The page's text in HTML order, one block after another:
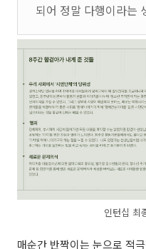
되어 정말 다행이라는
인턴십 최
매순간 반짝이는 눈으로 적